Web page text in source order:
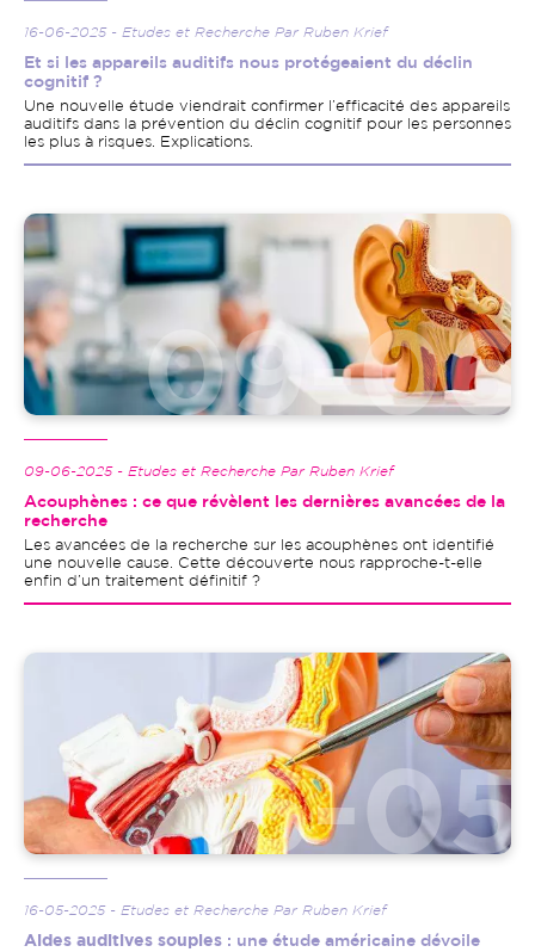
16-06-2025 - Etudes et Recherche Par Ruben Krief
Et si les appareils auditifs nous protégeaient du déclin
cognitif ?
Une nouvelle étude viendrait confirmer l’efficacité des appareils
auditifs dans la prévention du déclin cognitif pour les personnes
les plus à risques. Explications.
Image
09-06-2025 - Etudes et Recherche Par Ruben Krief
Acouphènes : ce que révèlent les dernières avancées de la
recherche
Les avancées de la recherche sur les acouphènes ont identifié
une nouvelle cause. Cette découverte nous rapproche-t-elle
enfin d’un traitement définitif ?
Image
16-05-2025 - Etudes et Recherche Par Ruben Krief
Aides auditives souples : une étude américaine dévoile